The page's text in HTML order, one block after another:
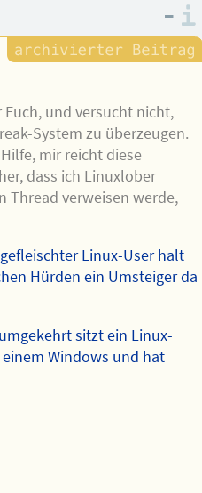
–
und versucht nicht,
System zu überzeugen.
mir reicht diese
dass ich Linuxlober
Thread verweisen werde,
Linux-User halt
Hürden ein Umsteiger da
sitzt ein Linux-
Windows und hat